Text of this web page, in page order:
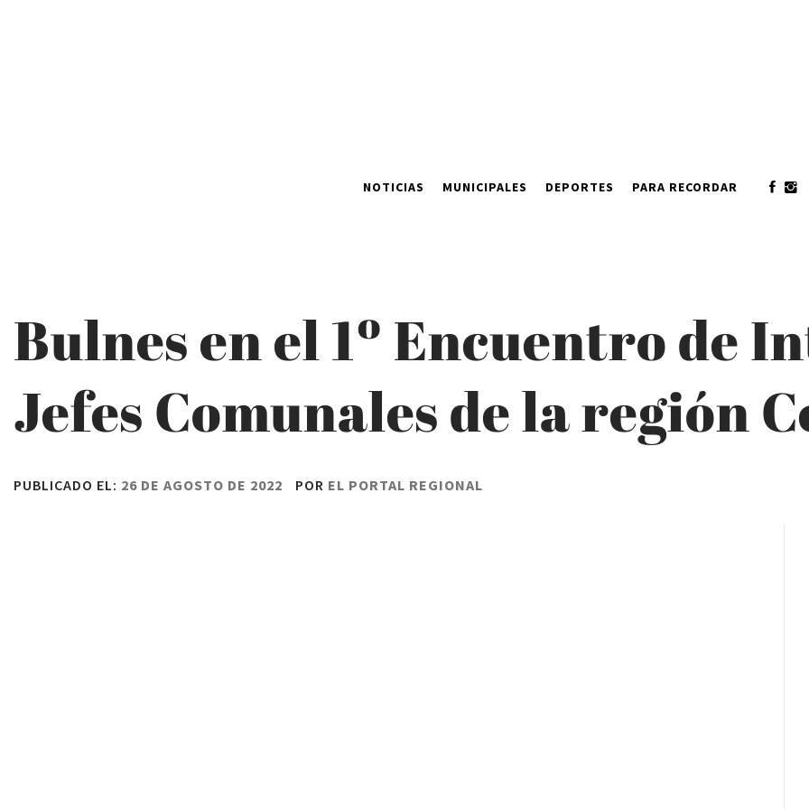
NOTICIAS MUNICIPALES DEPORTES PARA RECORDAR
Bulnes en el 1º Encuentro de
Jefes Comunales de la región
PUBLICADO EL: 26 DE AGOSTO DE 2022 POR EL PORTAL REGIONAL